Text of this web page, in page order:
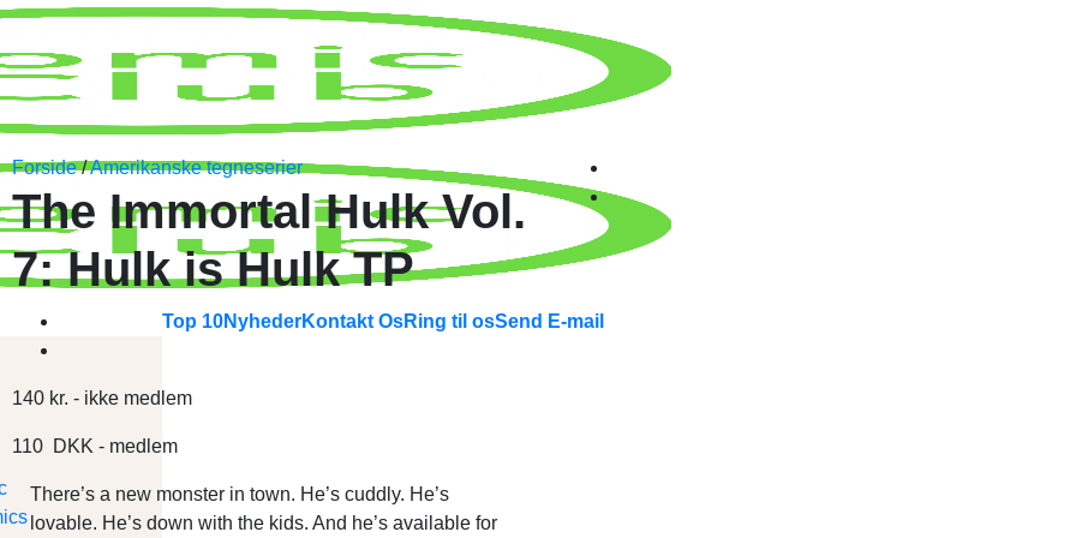
Top 10NyhederKontakt OsRing til osSend E-mail
Forside /Amerikanske tegneserier
The Immortal Hulk Vol.
7: Hulk is Hulk TP
140 kr. - ikke medlem
110 DKK - medlem
There’s a new monster in town. He’s cuddly. He’s
lovable. He’s down with the kids. And he’s available for